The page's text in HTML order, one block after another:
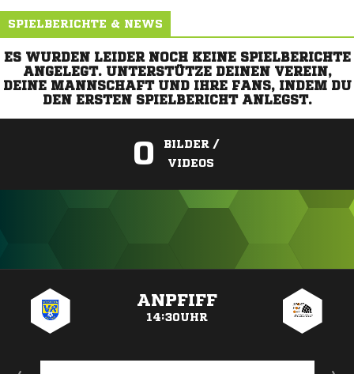
SPIELBERICHTE & NEWS
ES WURDEN LEIDER NOCH KEINE SPIELBERICHTE
ANGELEGT. UNTERSTÜTZE DEINEN VEREIN,
DEINE MANNSCHAFT UND IHRE FANS, INDEM DU
DEN ERSTEN SPIELBERICHT ANLEGST.
0
BILDER /
VIDEOS
ANPFIFF
14:30UHR